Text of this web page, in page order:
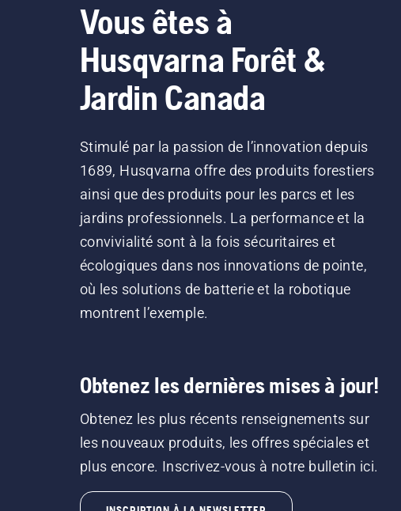
Vous êtes à
Husqvarna Forêt &
Jardin Canada
Stimulé par la passion de l’innovation depuis
1689, Husqvarna offre des produits forestiers
ainsi que des produits pour les parcs et les
jardins professionnels. La performance et la
convivialité sont à la fois sécuritaires et
écologiques dans nos innovations de pointe,
où les solutions de batterie et la robotique
montrent l’exemple.
Obtenez les dernières mises à jour!
Obtenez les plus récents renseignements sur
les nouveaux produits, les offres spéciales et
plus encore. Inscrivez-vous à notre bulletin ici.